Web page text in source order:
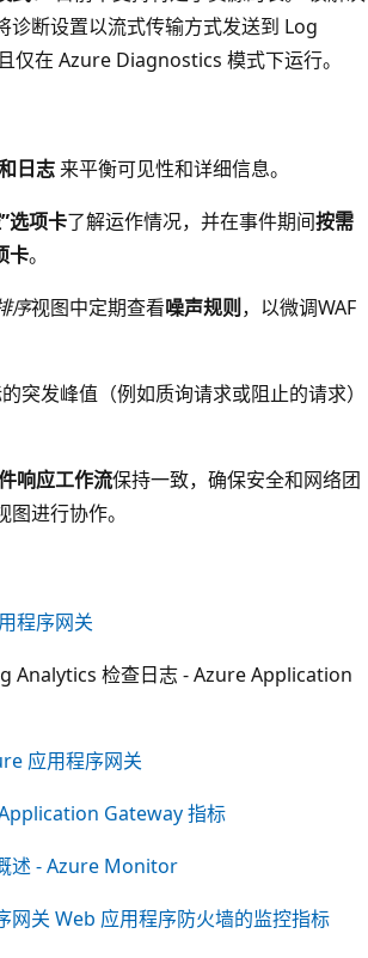
诊断设置以流式传输方式发送到 Log
仅在 Azure Diagnostics 模式下运行。
日志来平衡可见性和详细信息。
选项卡了解运作情况，并在事件期间按需
卡。
序视图中定期查看噪声规则，以微调WAF
突发峰值（例如质询请求或阻止的请求）
响应工作流保持一致，确保安全和网络团
进行协作。
程序网关
Analytics 检查日志 - Azure Application
应用程序网关
Gateway 指标
述 - Azure Monitor
网关 Web 应用程序防火墙的监控指标